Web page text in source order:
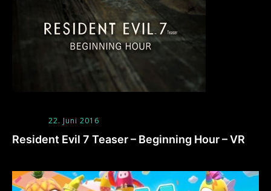
22. Juni 2016
Resident Evil 7 Teaser – Beginning Hour – VR